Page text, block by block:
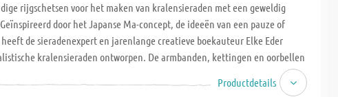
rijgschetsen voor het maken van kralensieraden met een geweldig
door het Japanse Ma-concept, de ideeën van een pauze of
de sieradenexpert en jarenlange creatieve boekauteur Elke Eder
kralensieraden ontworpen. De armbanden, kettingen en oorbellen
door eenvoudige, tijdloze elegantie. Met behulp van rijgschetsen en
knoopinstructies kunnen de sieraden eenvoudig worden nagemaakt.
Productdetails